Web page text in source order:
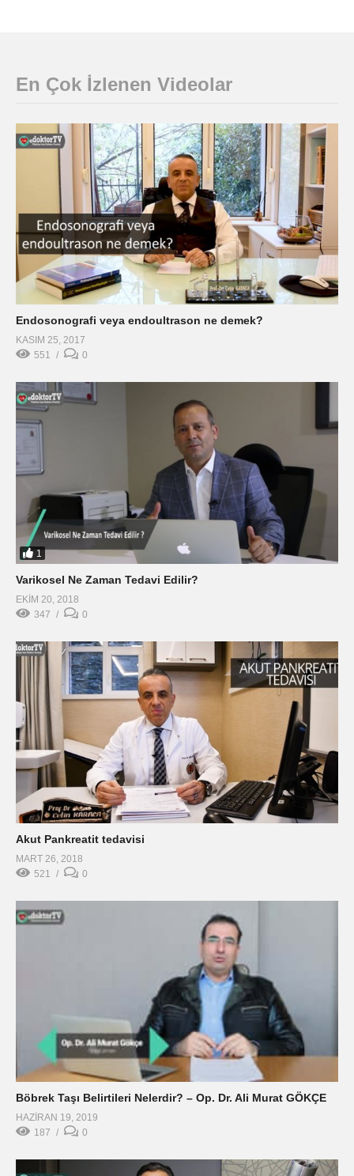
En Çok İzlenen Videolar
Endosonografi veya endoultrason ne demek?
KASIM 25, 2017
551
0
1
Varikosel Ne Zaman Tedavi Edilir?
EKIM 20, 2018
347
0
Akut Pankreatit tedavisi
MART 26, 2018
521
0
Böbrek Taşı Belirtileri Nelerdir? – Op. Dr. Ali Murat GÖKÇE
HAZIRAN 19, 2019
187
0